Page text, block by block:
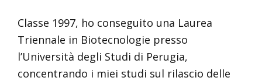
Classe 1997, ho conseguito una Laurea
Triennale in Biotecnologie presso
l’Università degli Studi di Perugia,
concentrando i miei studi sul rilascio delle